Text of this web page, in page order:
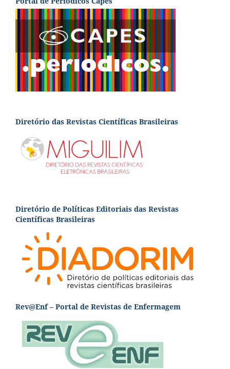
Diretório das Revistas Científicas Brasileiras
Diretório de Políticas Editoriais das Revistas
Científicas Brasileiras
Rev@Enf – Portal de Revistas de Enfermagem